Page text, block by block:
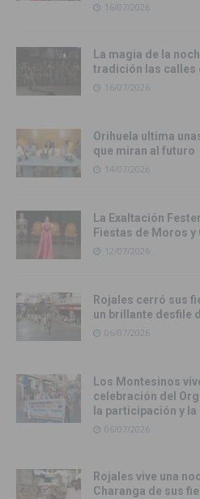
16/07/2026
La magia de la
tradición las calles
16/07/2026
Orihuela ultima
que miran al futuro
14/07/2026
La Exaltación
Fiestas de Moros
12/07/2026
Rojales cerró sus
un brillante desfile
06/07/2026
Los Montesinos
celebración del
la participación y
06/07/2026
Rojales vive una
Charanga de sus